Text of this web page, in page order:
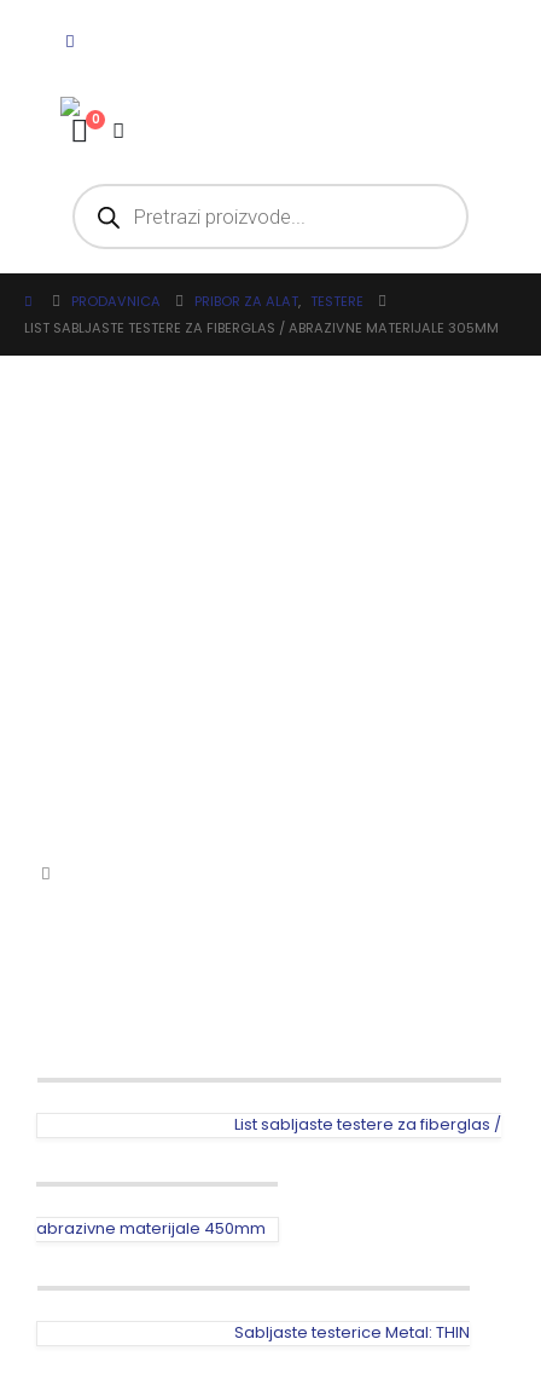
0
PRODAVNICA PRIBOR ZA ALAT, TESTERE
LIST SABLJASTE TESTERE ZA FIBERGLAS / ABRAZIVNE MATERIJALE 305MM
List sabljaste testere za fiberglas /
abrazivne materijale 450mm
Sabljaste testerice Metal: THIN